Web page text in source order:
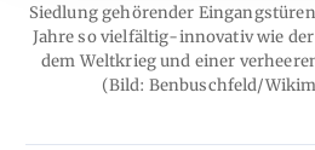
Siedlung gehörender
Jahre so vielfältig-innovativ wie
dem Weltkrieg und einer
(Bild: Benbuschfeld/